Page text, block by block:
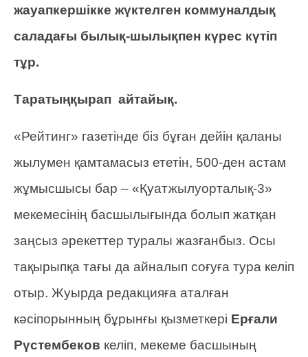
жауапкершікке жүктелген коммуналдық
саладағы былық-шылықпен күрес күтіп
тұр.
Таратыңқырап айтайық.
«Рейтинг» газетінде біз бұған дейін қаланы
жылумен қамтамасыз ететін, 500-ден астам
жұмысшысы бар – «Қуатжылуорталық-3»
мекемесінің басшылығында болып жатқан
заңсыз әрекеттер туралы жазғанбыз. Осы
тақырыпқа тағы да айналып соғуға тура келіп
отыр. Жуырда редакцияға аталған
кәсіпорынның бұрынғы қызметкері Ерғали
Рүстембеков келіп, мекеме басшының